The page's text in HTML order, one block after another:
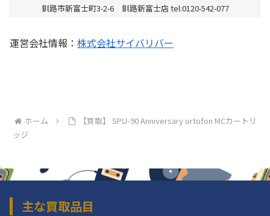
釧路市新富士町3-2-6 釧路新富士店 tel:0120-542-077
運営会社情報： 株式会社サイバリバー
ホーム
【買取】 SPU-90 Anniversary ortofon MCカートリ
ッジ
主な買取品目